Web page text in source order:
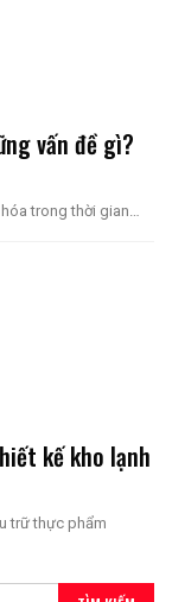
vấn đề gì?
trong thời gian…
kế kho lạnh
trữ thực phẩm